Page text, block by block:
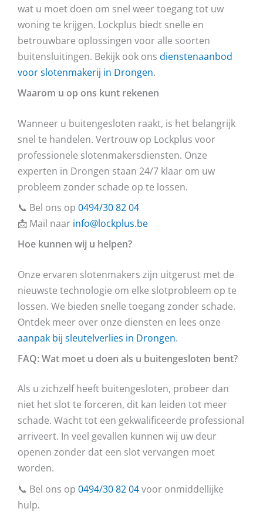
wat u moet doen om snel weer toegang tot uw
woning te krijgen. Lockplus biedt snelle en
betrouwbare oplossingen voor alle soorten
buitensluitingen. Bekijk ook ons dienstenaanbod
voor slotenmakerij in Drongen.
Waarom u op ons kunt rekenen
Wanneer u buitengesloten raakt, is het belangrijk
snel te handelen. Vertrouw op Lockplus voor
professionele slotenmakersdiensten. Onze
experten in Drongen staan 24/7 klaar om uw
probleem zonder schade op te lossen.
📞 Bel ons op 0494/30 82 04
📩 Mail naar info@lockplus.be
Hoe kunnen wij u helpen?
Onze ervaren slotenmakers zijn uitgerust met de
nieuwste technologie om elke slotprobleem op te
lossen. We bieden snelle toegang zonder schade.
Ontdek meer over onze diensten en lees onze
aanpak bij sleutelverlies in Drongen.
FAQ: Wat moet u doen als u buitengesloten bent?
Als u zichzelf heeft buitengesloten, probeer dan
niet het slot te forceren, dit kan leiden tot meer
schade. Wacht tot een gekwalificeerde professional
arriveert. In veel gevallen kunnen wij uw deur
openen zonder dat een slot vervangen moet
worden.
📞 Bel ons op 0494/30 82 04voor onmiddellijke
hulp.